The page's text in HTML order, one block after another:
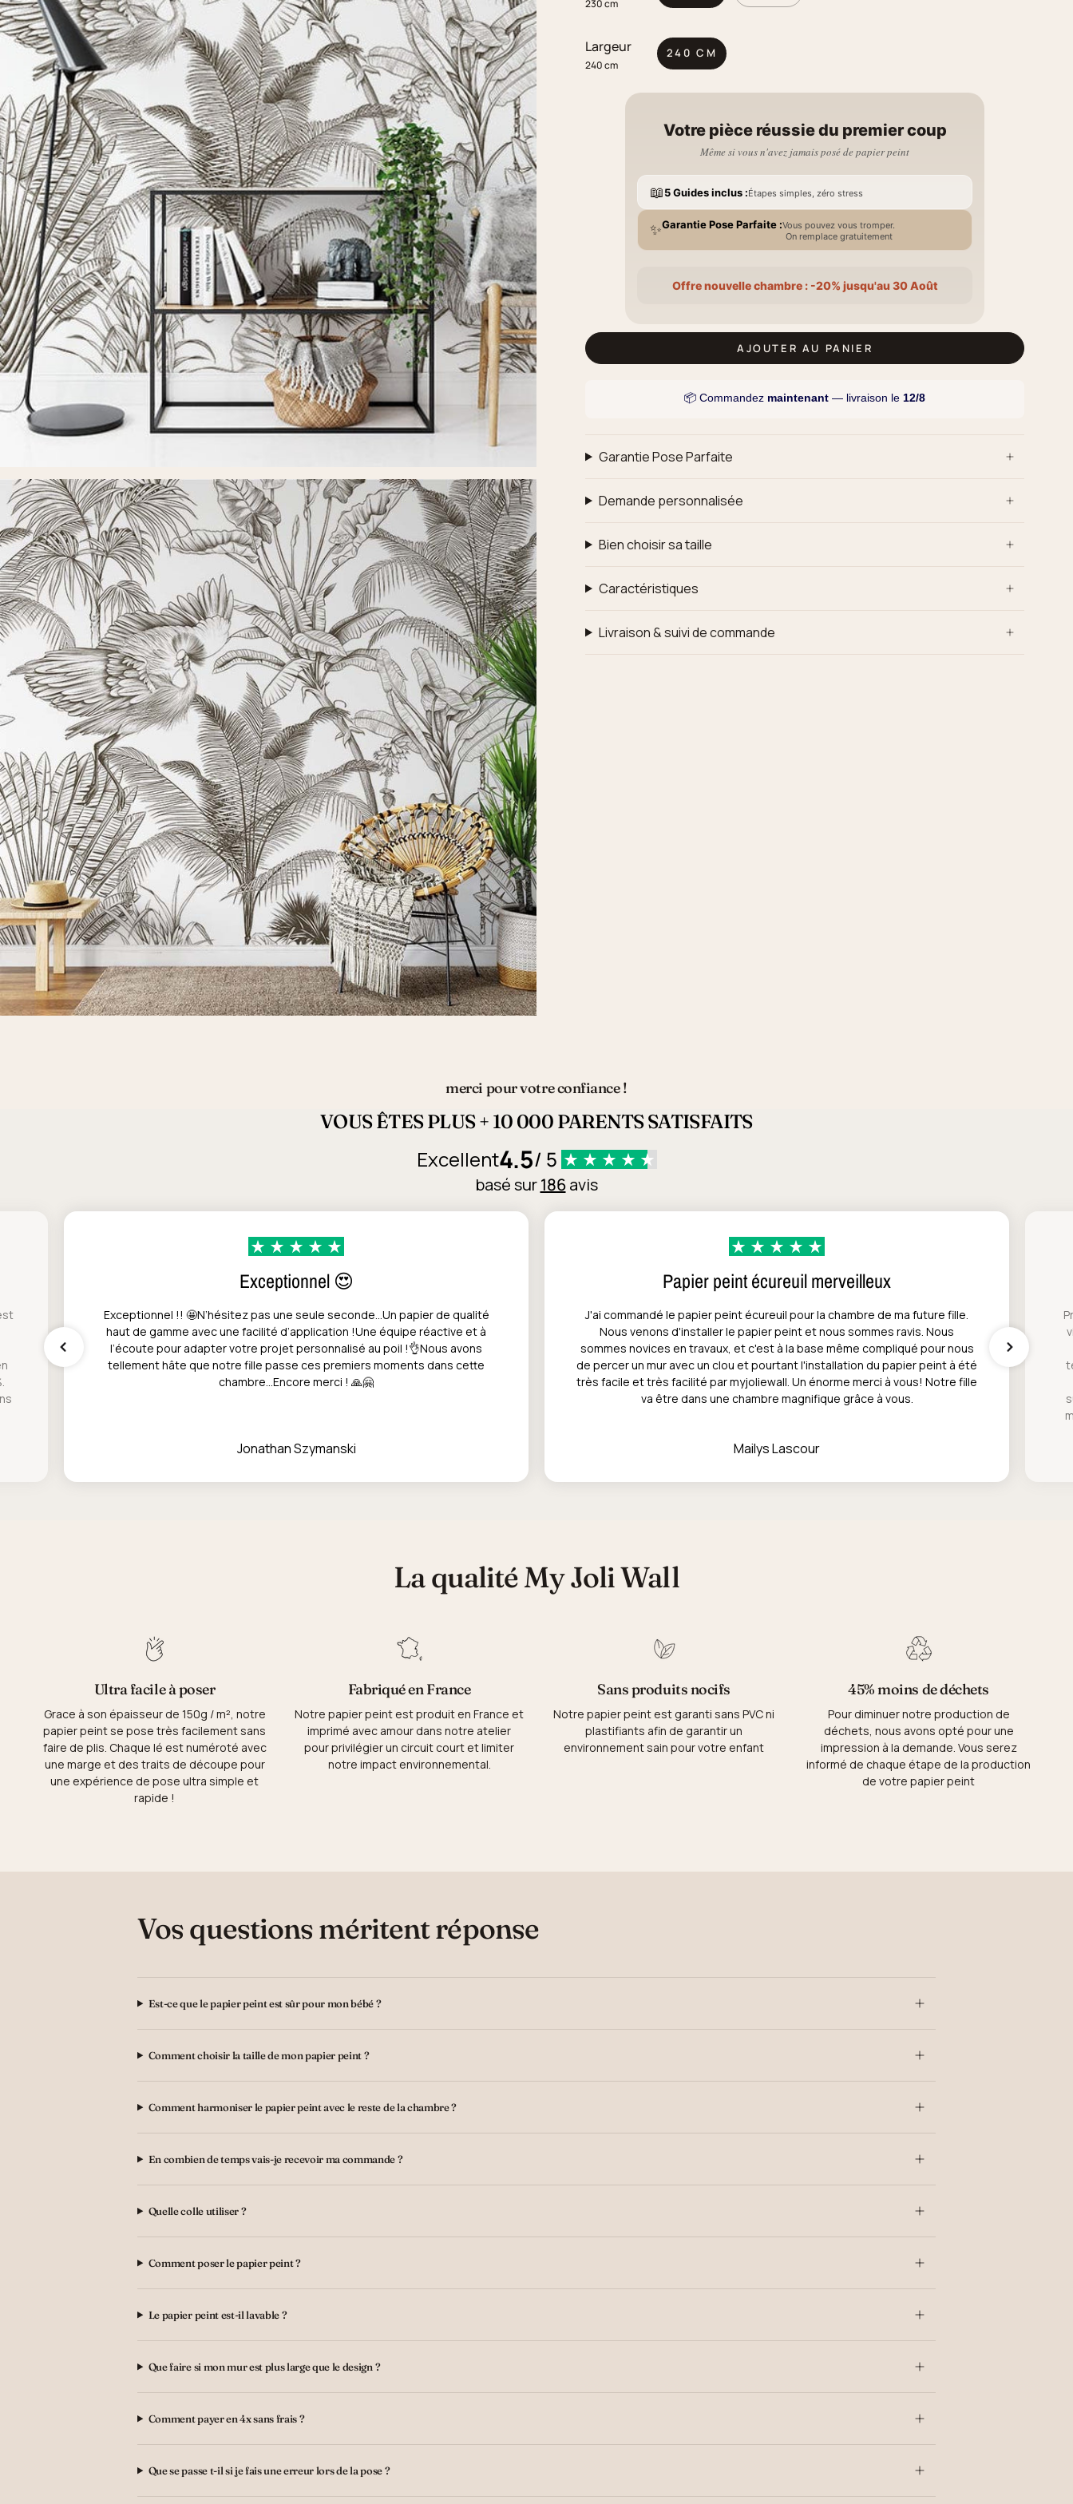
230 cm
Largeur
240 cm
240 CM
Votre pièce réussie du premier coup
Même si vous n'avez jamais posé de papier peint
📖5 Guides inclus :Étapes simples, zéro stress
✨Garantie Pose Parfaite :Vous pouvez vous tromper.
On remplace gratuitement
Offre nouvelle chambre : -20% jusqu'au 30 Août
AJOUTER AU PANIER
📦 Commandez maintenant — livraison le 12/8
Garantie Pose Parfaite
Demande personnalisée
Bien choisir sa taille
Caractéristiques
Livraison & suivi de commande
merci pour votre confiance !
VOUS ÊTES PLUS + 10 000 PARENTS SATISFAITS
Excellent4.5/ 5
basé sur186avis
Exceptionnel 😍
Exceptionnel !! 🤩N’hésitez pas une seule seconde…Un papier de qualité
haut de gamme avec une facilité d’application !Une équipe réactive et à
l’écoute pour adapter votre projet personnalisé au poil !👌Nous avons
tellement hâte que notre fille passe ces premiers moments dans cette
chambre…Encore merci ! 🙏🤗
Jonathan Szymanski
Papier peint écureuil merveilleux
J'ai commandé le papier peint écureuil pour la chambre de ma future fille.
Nous venons d'installer le papier peint et nous sommes ravis. Nous
sommes novices en travaux, et c'est à la base même compliqué pour nous
de percer un mur avec un clou et pourtant l'installation du papier peint à été
très facile et très facilité par myjoliewall. Un énorme merci à vous! Notre fille
va être dans une chambre magnifique grâce à vous.
Mailys Lascour
La qualité My Joli Wall
Ultra facile à poser
Grace à son épaisseur de 150g / m², notre
papier peint se pose très facilement sans
faire de plis. Chaque lé est numéroté avec
une marge et des traits de découpe pour
une expérience de pose ultra simple et
rapide !
Fabriqué en France
Notre papier peint est produit en France et
imprimé avec amour dans notre atelier
pour privilégier un circuit court et limiter
notre impact environnemental.
Sans produits nocifs
Notre papier peint est garanti sans PVC ni
plastifiants afin de garantir un
environnement sain pour votre enfant
45% moins de déchets
Pour diminuer notre production de
déchets, nous avons opté pour une
impression à la demande. Vous serez
informé de chaque étape de la production
de votre papier peint
Vos questions méritent réponse
Est-ce que le papier peint est sûr pour mon bébé ?
Comment choisir la taille de mon papier peint ?
Comment harmoniser le papier peint avec le reste de la chambre ?
En combien de temps vais-je recevoir ma commande ?
Quelle colle utiliser ?
Comment poser le papier peint ?
Le papier peint est-il lavable ?
Que faire si mon mur est plus large que le design ?
Comment payer en 4x sans frais ?
Que se passe t-il si je fais une erreur lors de la pose ?